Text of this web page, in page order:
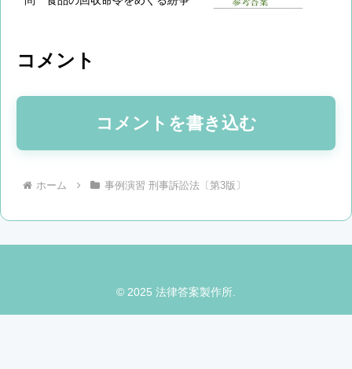
コメント
コメントを書き込む
ホーム 事例演習 刑事訴訟法〔第3版〕
© 2025 法律答案製作所.